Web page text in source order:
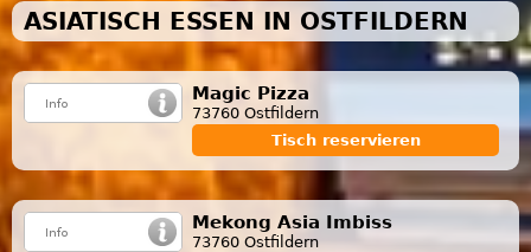
ASIATISCH ESSEN IN OSTFILDERN
Magic Pizza
73760 Ostfildern
Tisch reservieren
Mekong Asia Imbiss
73760 Ostfildern